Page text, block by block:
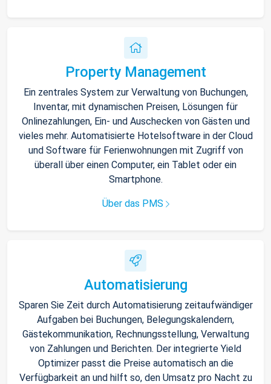
Property Management
Ein zentrales System zur Verwaltung von Buchungen,
Inventar, mit dynamischen Preisen, Lösungen für
Onlinezahlungen, Ein- und Auschecken von Gästen und
vieles mehr. Automatisierte Hotelsoftware in der Cloud
und Software für Ferienwohnungen mit Zugriff von
überall über einen Computer, ein Tablet oder ein
Smartphone.
Über das PMS
Automatisierung
Sparen Sie Zeit durch Automatisierung zeitaufwändiger
Aufgaben bei Buchungen, Belegungskalendern,
Gästekommunikation, Rechnungsstellung, Verwaltung
von Zahlungen und Berichten. Der integrierte Yield
Optimizer passt die Preise automatisch an die
Verfügbarkeit an und hilft so, den Umsatz pro Nacht zu